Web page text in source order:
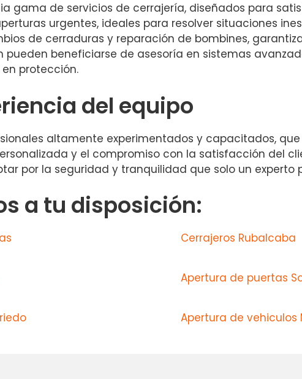
gama de servicios de cerrajería, diseñados para
urgentes, ideales para resolver situaciones
de cerraduras y reparación de bombines,
pueden beneficiarse de asesoría en sistemas
protección.
del equipo
altamente experimentados y capacitados,
y el compromiso con la satisfacción del
por la seguridad y tranquilidad que solo un experto
a tu disposición:
Cerrajeros Rubalcaba
Apertura de puertas
Apertura de vehiculos